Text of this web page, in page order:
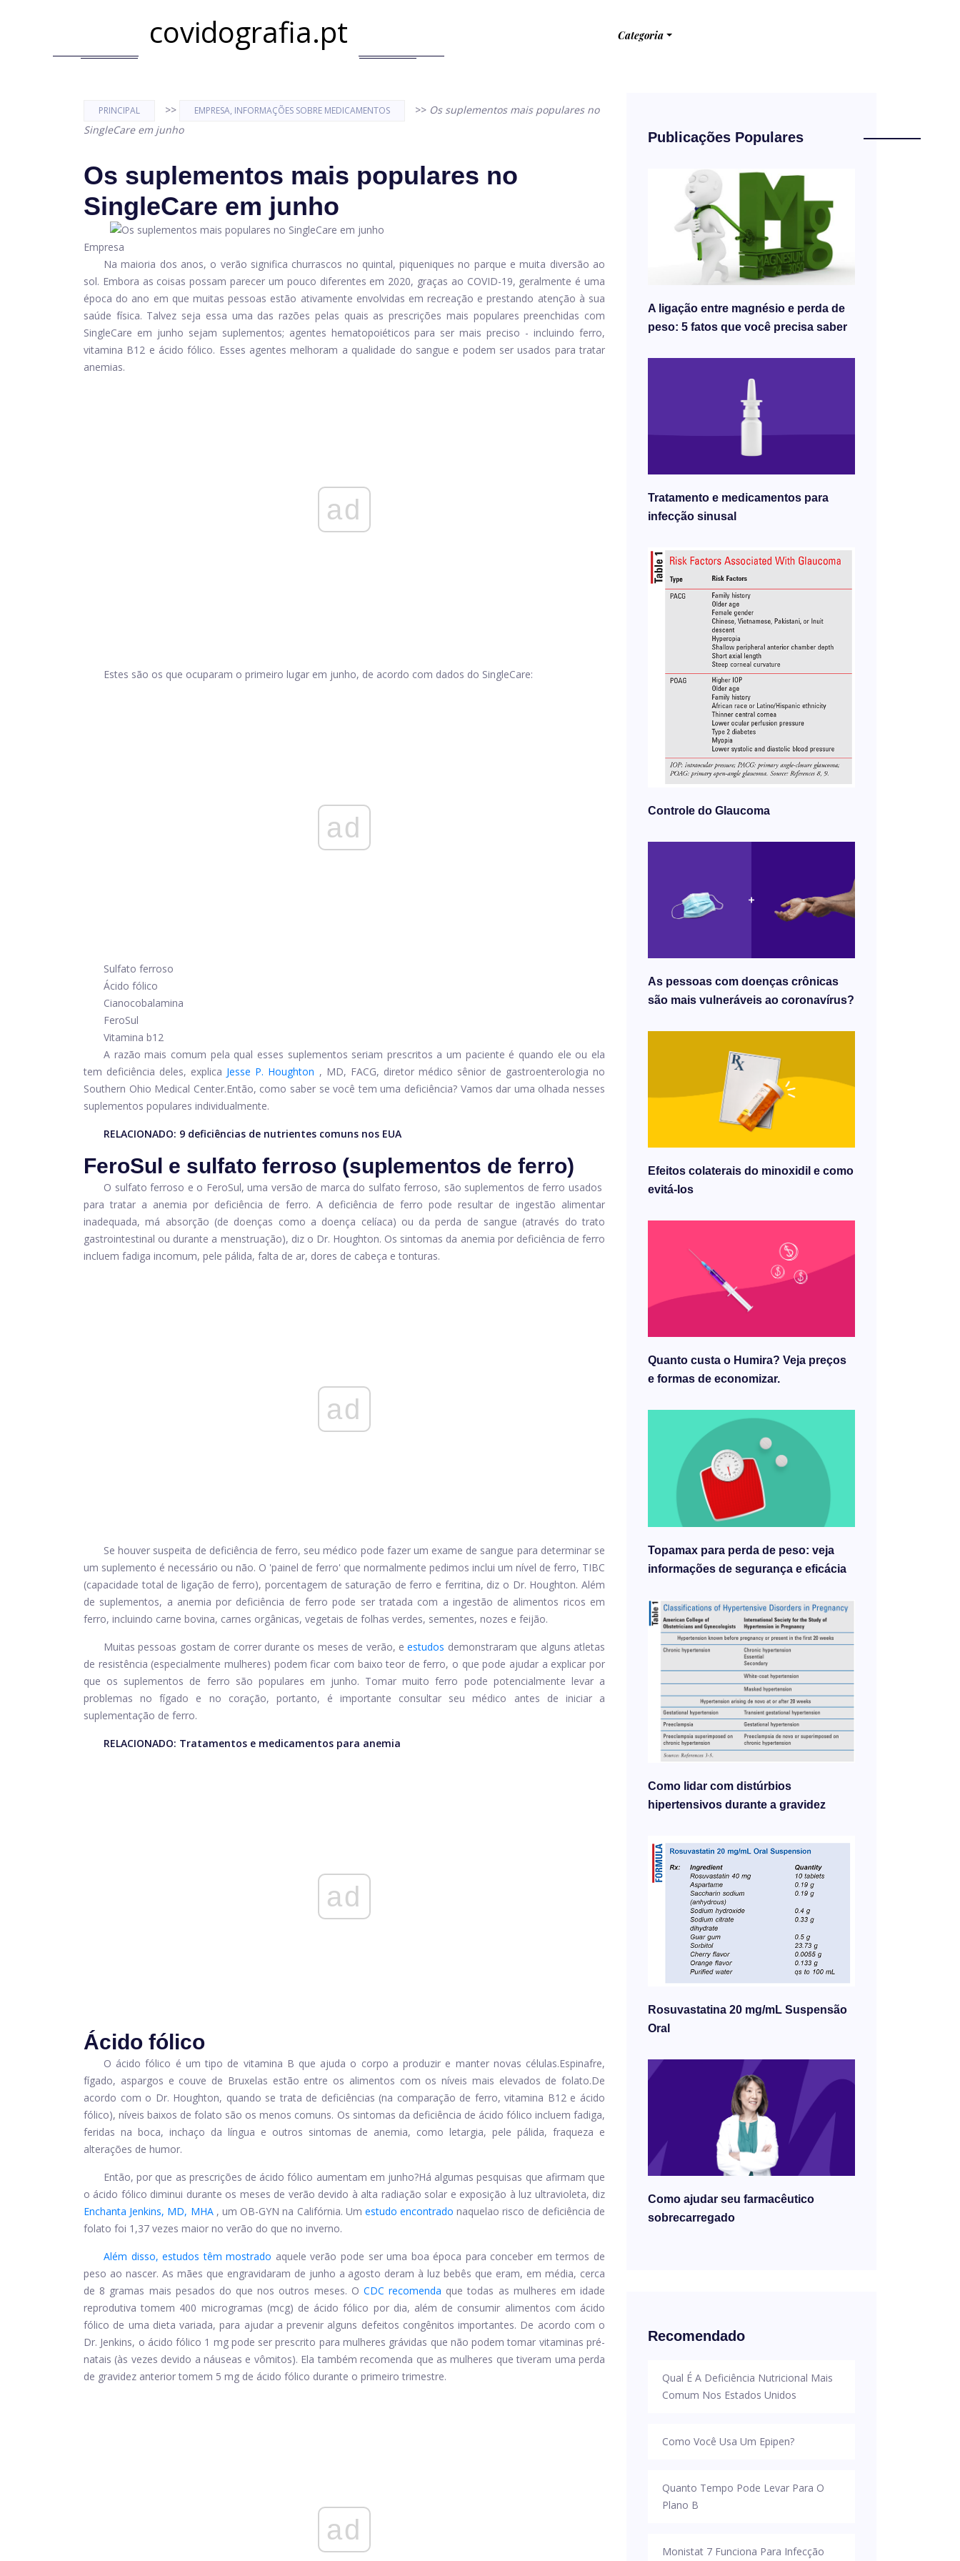
covidografia.pt Categoria
PRINCIPAL >> EMPRESA, INFORMAÇÕES SOBRE MEDICAMENTOS >> Os suplementos mais populares no
SingleCare em junho
Os suplementos mais populares no
SingleCare em junho
Empresa
Na maioria dos anos, o verão significa churrascos no quintal, piqueniques no parque e muita diversão ao
sol. Embora as coisas possam parecer um pouco diferentes em 2020, graças ao COVID-19, geralmente é uma
época do ano em que muitas pessoas estão ativamente envolvidas em recreação e prestando atenção à sua
saúde física. Talvez seja essa uma das razões pelas quais as prescrições mais populares preenchidas com
SingleCare em junho sejam suplementos; agentes hematopoiéticos para ser mais preciso - incluindo ferro,
vitamina B12 e ácido fólico. Esses agentes melhoram a qualidade do sangue e podem ser usados ​​para tratar
anemias.
ad
Estes são os que ocuparam o primeiro lugar em junho, de acordo com dados do SingleCare:
ad
Sulfato ferroso
Ácido fólico
Cianocobalamina
FeroSul
Vitamina b12
A razão mais comum pela qual esses suplementos seriam prescritos a um paciente é quando ele ou ela
tem deficiência deles, explica Jesse P. Houghton , MD, FACG, diretor médico sênior de gastroenterologia no
Southern Ohio Medical Center.Então, como saber se você tem uma deficiência? Vamos dar uma olhada nesses
suplementos populares individualmente.
RELACIONADO: 9 deficiências de nutrientes comuns nos EUA
FeroSul e sulfato ferroso (suplementos de ferro)
O sulfato ferroso e o FeroSul, uma versão de marca do sulfato ferroso, são suplementos de ferro usados ​​
para tratar a anemia por deficiência de ferro. A deficiência de ferro pode resultar de ingestão alimentar
inadequada, má absorção (de doenças como a doença celíaca) ou da perda de sangue (através do trato
gastrointestinal ou durante a menstruação), diz o Dr. Houghton. Os sintomas da anemia por deficiência de ferro
incluem fadiga incomum, pele pálida, falta de ar, dores de cabeça e tonturas.
ad
Se houver suspeita de deficiência de ferro, seu médico pode fazer um exame de sangue para determinar se
um suplemento é necessário ou não. O 'painel de ferro' que normalmente pedimos inclui um nível de ferro, TIBC
(capacidade total de ligação de ferro), porcentagem de saturação de ferro e ferritina, diz o Dr. Houghton. Além
de suplementos, a anemia por deficiência de ferro pode ser tratada com a ingestão de alimentos ricos em
ferro, incluindo carne bovina, carnes orgânicas, vegetais de folhas verdes, sementes, nozes e feijão.
Muitas pessoas gostam de correr durante os meses de verão, e estudos demonstraram que alguns atletas
de resistência (especialmente mulheres) podem ficar com baixo teor de ferro, o que pode ajudar a explicar por
que os suplementos de ferro são populares em junho. Tomar muito ferro pode potencialmente levar a
problemas no fígado e no coração, portanto, é importante consultar seu médico antes de iniciar a
suplementação de ferro.
RELACIONADO: Tratamentos e medicamentos para anemia
ad
Ácido fólico
O ácido fólico é um tipo de vitamina B que ajuda o corpo a produzir e manter novas células.Espinafre,
fígado, aspargos e couve de Bruxelas estão entre os alimentos com os níveis mais elevados de folato.De
acordo com o Dr. Houghton, quando se trata de deficiências (na comparação de ferro, vitamina B12 e ácido
fólico), níveis baixos de folato são os menos comuns. Os sintomas da deficiência de ácido fólico incluem fadiga,
feridas na boca, inchaço da língua e outros sintomas de anemia, como letargia, pele pálida, fraqueza e
alterações de humor.
Então, por que as prescrições de ácido fólico aumentam em junho?Há algumas pesquisas que afirmam que
o ácido fólico diminui durante os meses de verão devido à alta radiação solar e exposição à luz ultravioleta, diz
Enchanta Jenkins, MD, MHA , um OB-GYN na Califórnia. Um estudo encontrado naquelao risco de deficiência de
folato foi 1,37 vezes maior no verão do que no inverno.
Além disso, estudos têm mostrado aquele verão pode ser uma boa época para conceber em termos de
peso ao nascer. As mães que engravidaram de junho a agosto deram à luz bebês que eram, em média, cerca
de 8 gramas mais pesados ​​do que nos outros meses. O CDC recomenda que todas as mulheres em idade
reprodutiva tomem 400 microgramas (mcg) de ácido fólico por dia, além de consumir alimentos com ácido
fólico de uma dieta variada, para ajudar a prevenir alguns defeitos congênitos importantes. De acordo com o
Dr. Jenkins, o ácido fólico 1 mg pode ser prescrito para mulheres grávidas que não podem tomar vitaminas pré-
natais (às vezes devido a náuseas e vômitos). Ela também recomenda que as mulheres que tiveram uma perda
de gravidez anterior tomem 5 mg de ácido fólico durante o primeiro trimestre.
ad
Publicações Populares
A ligação entre magnésio e perda de
peso: 5 fatos que você precisa saber
Tratamento e medicamentos para
infecção sinusal
Controle do Glaucoma
As pessoas com doenças crônicas
são mais vulneráveis ​​ao coronavírus?
Efeitos colaterais do minoxidil e como
evitá-los
Quanto custa o Humira? Veja preços
e formas de economizar.
Topamax para perda de peso: veja
informações de segurança e eficácia
Como lidar com distúrbios
hipertensivos durante a gravidez
Rosuvastatina 20 mg/mL Suspensão
Oral
Como ajudar seu farmacêutico
sobrecarregado
Recomendado
Qual É A Deficiência Nutricional Mais
Comum Nos Estados Unidos
Como Você Usa Um Epipen?
Quanto Tempo Pode Levar Para O
Plano B
Monistat 7 Funciona Para Infecção